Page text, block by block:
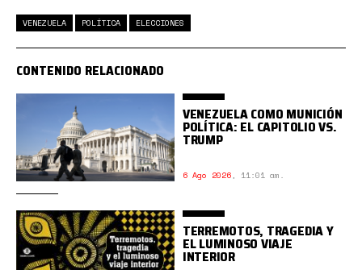
VENEZUELA POLÍTICA ELECCIONES
CONTENIDO RELACIONADO
VENEZUELA COMO MUNICIÓN
POLÍTICA: EL CAPITOLIO VS.
TRUMP
6 Ago 2026, 11:01 am.
TERREMOTOS, TRAGEDIA Y
EL LUMINOSO VIAJE
INTERIOR